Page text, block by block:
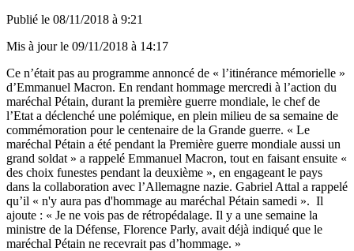
Publié le 08/11/2018 à 9:21
Mis à jour le 09/11/2018 à 14:17
Ce n’était pas au programme annoncé de « l’itinérance mémorielle »
d’Emmanuel Macron. En rendant hommage mercredi à l’action du
maréchal Pétain, durant la première guerre mondiale, le chef de
l’Etat a déclenché une polémique, en plein milieu de sa semaine de
commémoration pour le centenaire de la Grande guerre. « Le
maréchal Pétain a été pendant la Première guerre mondiale aussi un
grand soldat » a rappelé Emmanuel Macron, tout en faisant ensuite «
des choix funestes pendant la deuxième », en engageant le pays
dans la collaboration avec l’Allemagne nazie. Gabriel Attal a rappelé
qu’il « n'y aura pas d'hommage au maréchal Pétain samedi ». Il
ajoute : « Je ne vois pas de rétropédalage. Il y a une semaine la
ministre de la Défense, Florence Parly, avait déjà indiqué que le
maréchal Pétain ne recevrait pas d’hommage. »